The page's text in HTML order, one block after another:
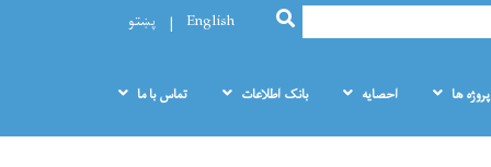
SEARCH
English پښتو
پروژه ها احصایه بانک اطلاعات تماس با ما